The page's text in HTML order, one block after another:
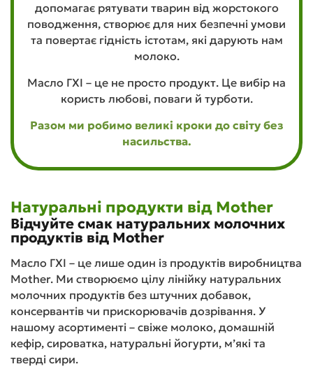
допомагає рятувати тварин від жорстокого
поводження, створює для них безпечні умови
та повертає гідність істотам, які дарують нам
молоко.
Масло ГХІ – це не просто продукт. Це вибір на
користь любові, поваги й турботи.
Разом ми робимо великі кроки до світу без
насильства.
Натуральні продукти від Mother
Відчуйте смак натуральних молочних
продуктів від Mother
Масло ГХІ – це лише один із продуктів виробництва
Mother. Ми створюємо цілу лінійку натуральних
молочних продуктів без штучних добавок,
консервантів чи прискорювачів дозрівання. У
нашому асортименті – свіже молоко, домашній
кефір, сироватка, натуральні йогурти, м’які та
тверді сири.